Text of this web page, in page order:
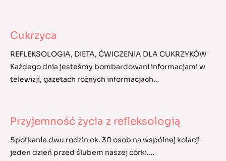
Cukrzyca
REFLEKSOLOGIA, DIETA, ĆWICZENIA DLA CUKRZYKÓW
Każdego dnia jesteśmy bombardowani informacjami w
telewizji, gazetach rożnych informacjach…
Przyjemność życia z refleksologią
Spotkanie dwu rodzin ok. 30 osob na wspólnej kolacji
jeden dzień przed ślubem naszej córki.…